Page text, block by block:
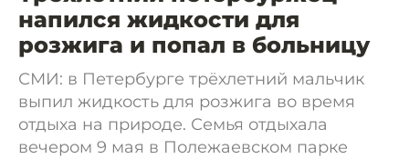
напился жидкости для
розжига и попал в больницу
СМИ: в Петербурге трёхлетний мальчик
выпил жидкость для розжига во время
отдыха на природе. Семья отдыхала
вечером 9 мая в Полежаевском парке